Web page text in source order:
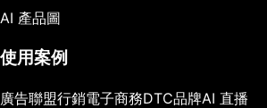
AI 產品圖
使用案例
廣告聯盟行銷電子商務DTC品牌AI 直播